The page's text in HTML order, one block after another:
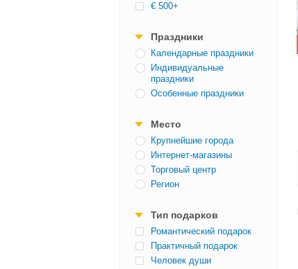
€ 500+
Праздники
Календарные праздники
Индивидуальные
праздники
Особенные праздники
Место
Крупнейшие города
Интернет-магазины
Торговый центр
Регион
Тип подарков
Романтический подарок
Практичный подарок
Человек души